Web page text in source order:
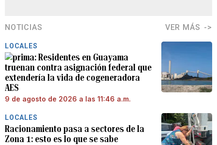
NOTICIAS VER MÁS
LOCALES
Residentes en Guayama
truenan contra asignación federal que
extendería la vida de cogeneradora
AES
9 de agosto de 2026 a las 11:46 a.m.
LOCALES
Racionamiento pasa a sectores de la
Zona 1: esto es lo que se sabe